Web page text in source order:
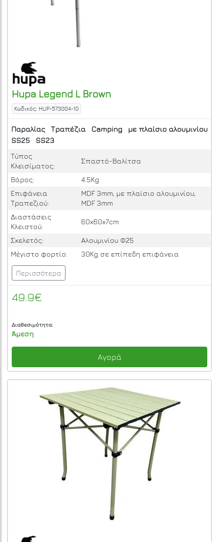
Hupa Legend LBrown
Κωδικός: HUP-573004-10
Παραλίας Τραπέζια Camping
με πλαίσιο αλουμινίου
SS25
SS23
Τύπος
Κλεισίματος:
Σπαστό-Βαλίτσα
Βάρος:
4.5Kg
Επιφάνεια
Τραπεζιού:
MDF 3mm, με πλαίσιο αλουμινίου,
MDF 3mm
Διαστάσεις
Κλειστού:
60x60x7cm
Σκελετός:
Αλουμινίου Φ25
Μέγιστο φορτίο:
30Kg σε επίπεδη επιφάνεια
Περισσότερα
49.9€
Διαθεσιμότητα:
Άμεση
Αγορά